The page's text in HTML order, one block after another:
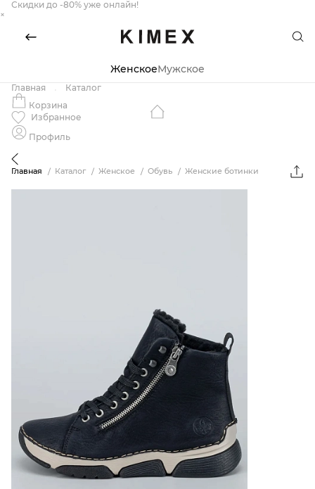
Скидки до -80% уже онлайн!
×
ЖенскоеМужское
Главная
Каталог
Корзина
Избранное
Профиль
Главная Каталог Женское Обувь Женские ботинки